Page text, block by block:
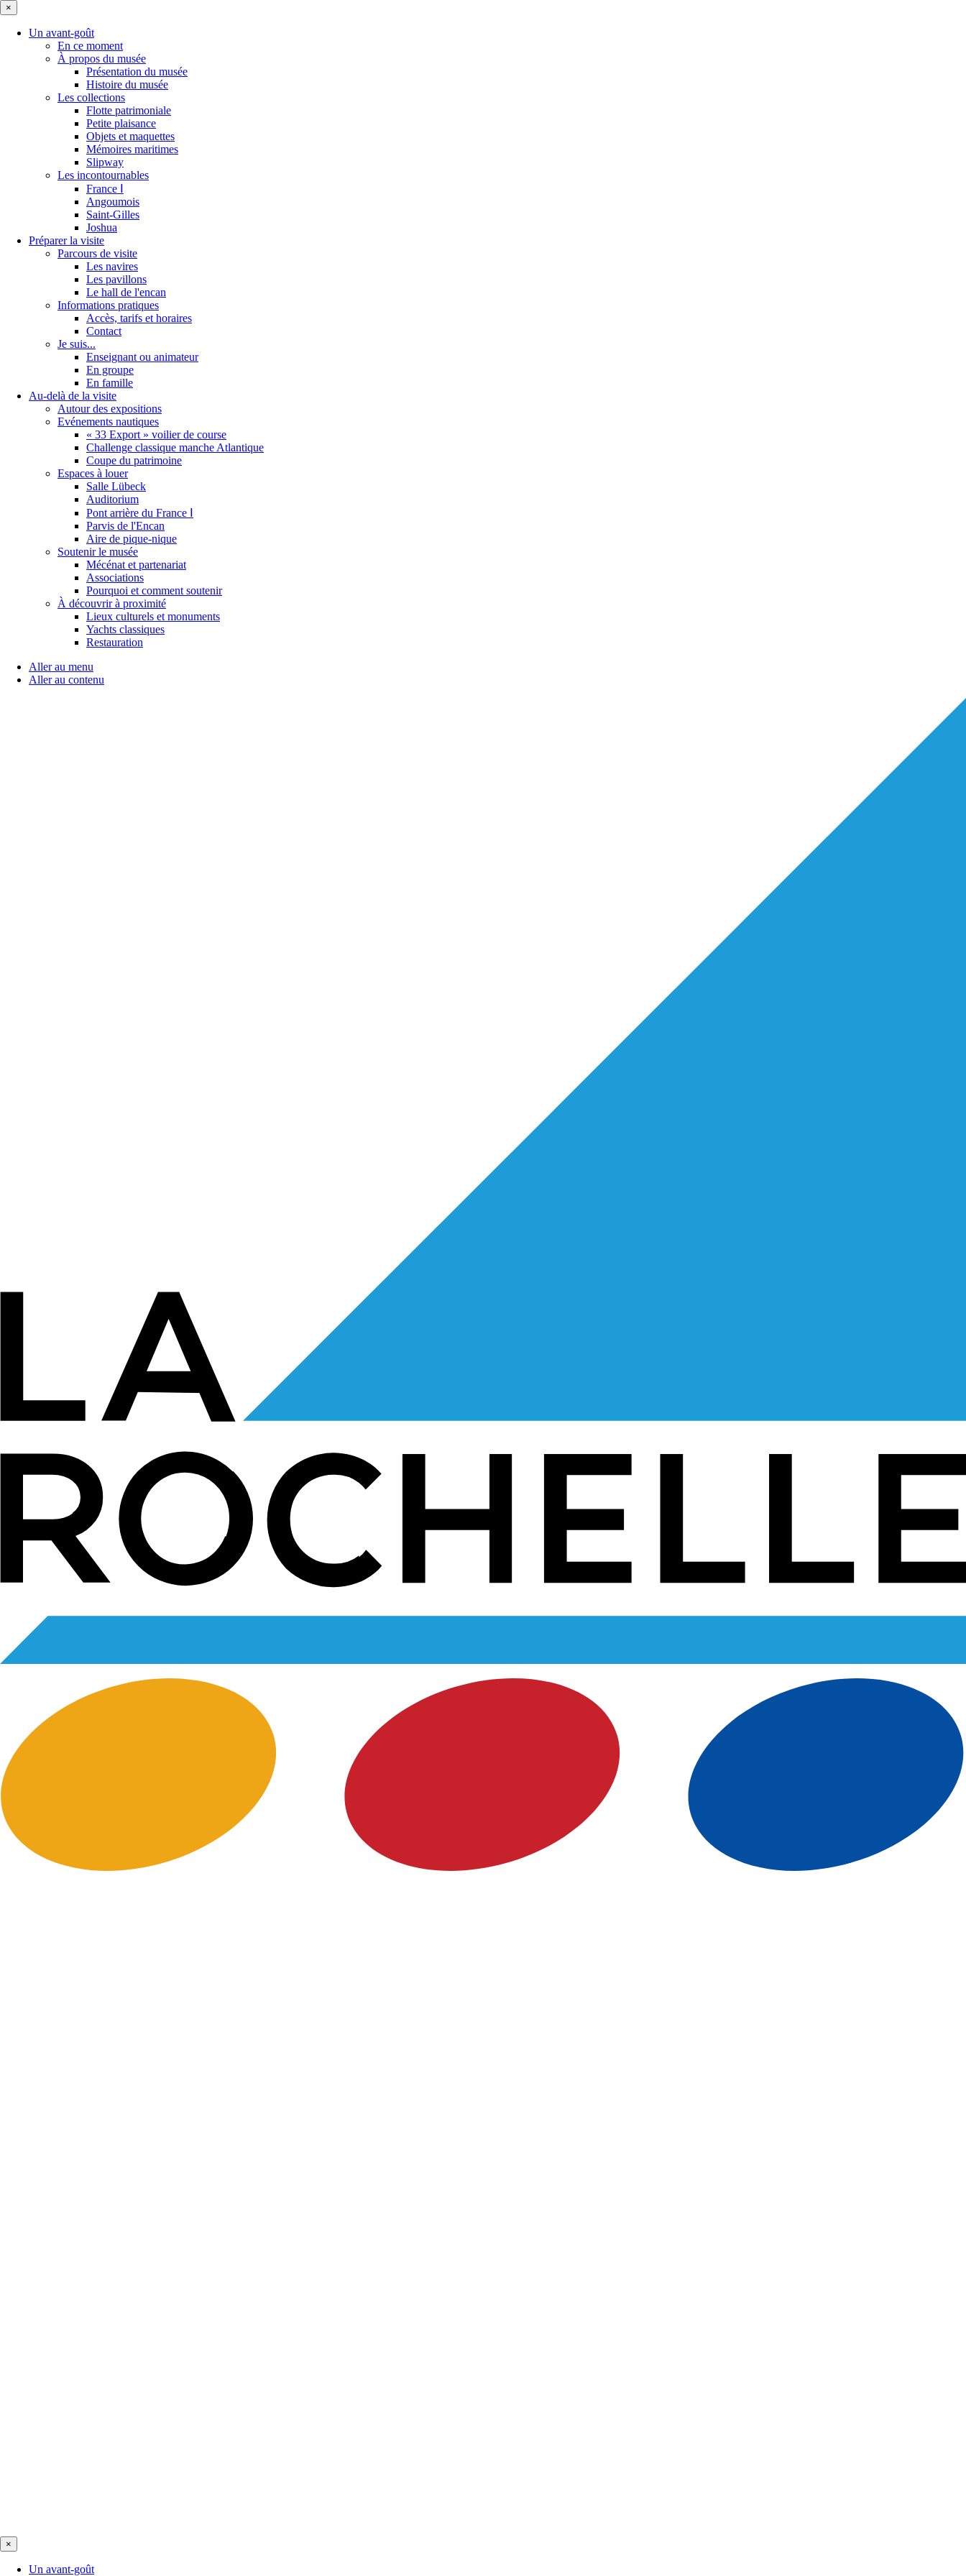
×
Un avant-goût
En ce moment
À propos du musée
Présentation du musée
Histoire du musée
Les collections
Flotte patrimoniale
Petite plaisance
Objets et maquettes
Mémoires maritimes
Slipway
Les incontournables
France Ⅰ
Angoumois
Saint-Gilles
Joshua
Préparer la visite
Parcours de visite
Les navires
Les pavillons
Le hall de l'encan
Informations pratiques
Accès, tarifs et horaires
Contact
Je suis...
Enseignant ou animateur
En groupe
En famille
Au-delà de la visite
Autour des expositions
Evénements nautiques
« 33 Export » voilier de course
Challenge classique manche Atlantique
Coupe du patrimoine
Espaces à louer
Salle Lübeck
Auditorium
Pont arrière du France Ⅰ
Parvis de l'Encan
Aire de pique-nique
Soutenir le musée
Mécénat et partenariat
Associations
Pourquoi et comment soutenir
À découvrir à proximité
Lieux culturels et monuments
Yachts classiques
Restauration
Aller au menu
Aller au contenu
×
Un avant-goût